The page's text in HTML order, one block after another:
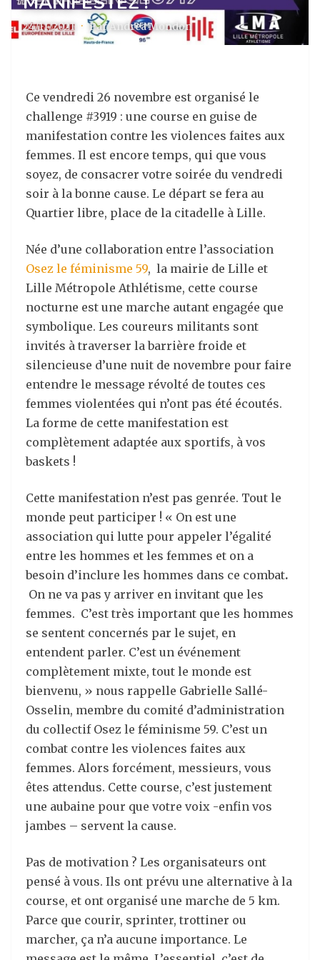
24/11/2021 · Par Andrea Mondon
Ce vendredi 26 novembre est organisé le
challenge #3919 : une course en guise de
manifestation contre les violences faites aux
femmes. Il est encore temps, qui que vous
soyez, de consacrer votre soirée du vendredi
soir à la bonne cause. Le départ se fera au
Quartier libre, place de la citadelle à Lille.
Née d’une collaboration entre l’association
Osez le féminisme 59, la mairie de Lille et
Lille Métropole Athlétisme, cette course
nocturne est une marche autant engagée que
symbolique. Les coureurs militants sont
invités à traverser la barrière froide et
silencieuse d’une nuit de novembre pour faire
entendre le message révolté de toutes ces
femmes violentées qui n’ont pas été écoutés.
La forme de cette manifestation est
complètement adaptée aux sportifs, à vos
baskets !
Cette manifestation n’est pas genrée. Tout le
monde peut participer ! « On est une
association qui lutte pour appeler l’égalité
entre les hommes et les femmes et on a
besoin d’inclure les hommes dans ce combat.
On ne va pas y arriver en invitant que les
femmes. C’est très important que les hommes
se sentent concernés par le sujet, en
entendent parler. C’est un événement
complètement mixte, tout le monde est
bienvenu, » nous rappelle Gabrielle Sallé-
Osselin, membre du comité d’administration
du collectif Osez le féminisme 59. C’est un
combat contre les violences faites aux
femmes. Alors forcément, messieurs, vous
êtes attendus. Cette course, c’est justement
une aubaine pour que votre voix -enfin vos
jambes – servent la cause.
Pas de motivation ? Les organisateurs ont
pensé à vous. Ils ont prévu une alternative à la
course, et ont organisé une marche de 5 km.
Parce que courir, sprinter, trottiner ou
marcher, ça n’a aucune importance. Le